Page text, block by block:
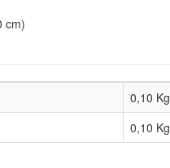
cm)
0,10 Kg
0,10 Kg